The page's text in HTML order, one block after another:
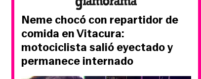
Neme chocó con repartidor de
comida en Vitacura:
motociclista salió eyectado y
permanece internado